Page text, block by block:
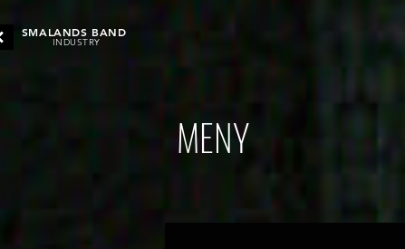
SMALANDS BAND
INDUSTRY
MENY